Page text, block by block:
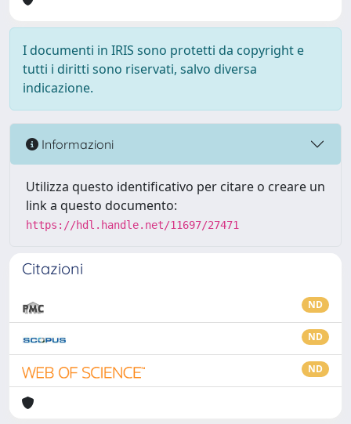
I documenti in IRIS sono protetti da copyright e
tutti i diritti sono riservati, salvo diversa
indicazione.
Informazioni
Utilizza questo identificativo per citare o creare un
link a questo documento:
https://hdl.handle.net/11697/27471
Citazioni
ND
ND
ND